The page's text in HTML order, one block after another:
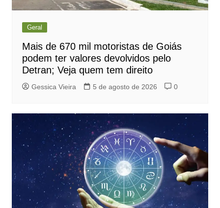
Geral
Mais de 670 mil motoristas de Goiás
podem ter valores devolvidos pelo
Detran; Veja quem tem direito
Gessica Vieira 5 de agosto de 2026 0